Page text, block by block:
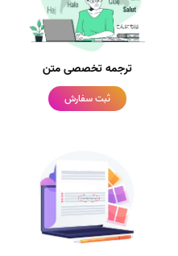
ترجمه تخصصی متن
ثبت سفارش